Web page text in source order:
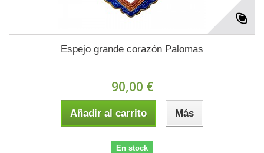
Espejo grande corazón Palomas
90,00 €
Añadir al carrito Más
En stock